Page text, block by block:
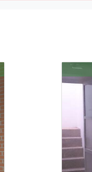
79-